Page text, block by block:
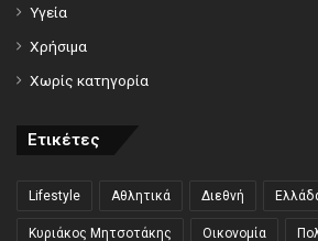
Υγεία
Χρήσιμα
Χωρίς κατηγορία
Ετικέτες
Lifestyle Αθλητικά Διεθνή
Κυριάκος Μητσοτάκης Οικονομία